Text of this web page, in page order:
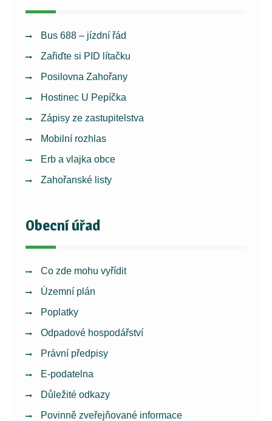
Bus 688 – jízdní řád
Zařiďte si PID lítačku
Posilovna Zahořany
Hostinec U Pepíčka
Zápisy ze zastupitelstva
Mobilní rozhlas
Erb a vlajka obce
Zahořanské listy
Obecní úřad
Co zde mohu vyřídit
Územní plán
Poplatky
Odpadové hospodářství
Právní předpisy
E-podatelna
Důležité odkazy
Povinně zveřejňované informace